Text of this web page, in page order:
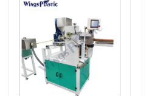
Fabrik-Ausflug
Qualitätskontrolle